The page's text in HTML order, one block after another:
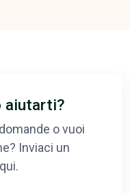
aiutarti?
o vuoi
Inviaci un